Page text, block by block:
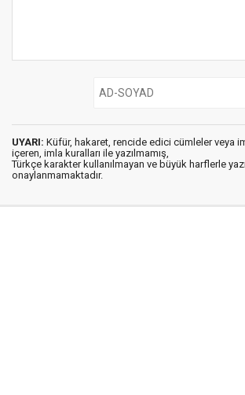
UYARI: Küfür, hakaret, rencide edici cümleler veya
içeren, imla kuralları ile yazılmamış,
Türkçe karakter kullanılmayan ve büyük harflerle
onaylanmamaktadır.